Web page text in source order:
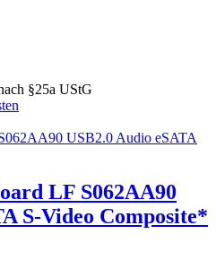
§25a UStG
LF S062AA90
S-Video Composite*